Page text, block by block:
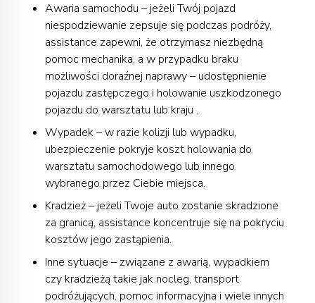
Awaria samochodu – jeżeli Twój pojazd
niespodziewanie zepsuje się podczas podróży,
assistance zapewni, że otrzymasz niezbędną
pomoc mechanika, a w przypadku braku
możliwości doraźnej naprawy – udostępnienie
pojazdu zastępczego i holowanie uszkodzonego
pojazdu do warsztatu lub kraju .
Wypadek – w razie kolizji lub wypadku,
ubezpieczenie pokryje koszt holowania do
warsztatu samochodowego lub innego
wybranego przez Ciebie miejsca.
Kradzież – jeżeli Twoje auto zostanie skradzione
za granicą, assistance koncentruje się na pokryciu
kosztów jego zastąpienia.
Inne sytuacje – związane z awarią, wypadkiem
czy kradzieżą takie jak nocleg, transport
podróżujących, pomoc informacyjna i wiele innych